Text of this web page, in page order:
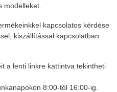
modelleket.
kapcsolatos kérdése
kiszállítással kapcsolatban
a lenti linkre kattintva tekintheti
8:00-tól 16:00-ig.